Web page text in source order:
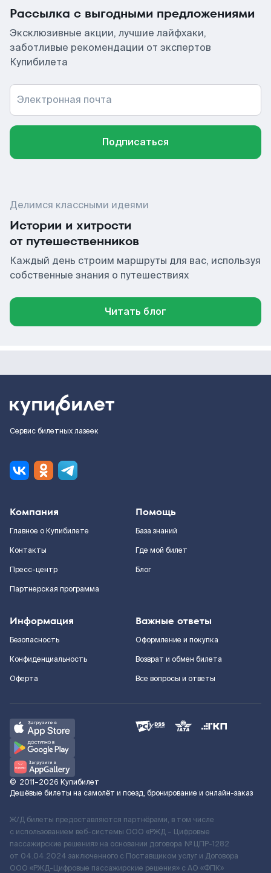
Рассылка с выгодными предложениями
Эксклюзивные акции, лучшие лайфхаки,
заботливые рекомендации от экспертов
Купибилета
Электронная почта
Подписаться
Делимся классными идеями
Истории и хитрости
от путешественников
Каждый день строим маршруты для вас, используя
собственные знания о путешествиях
Читать блог
Сервис билетных лазеек
Компания
Главное о Купибилете
Контакты
Пресс-центр
Партнерская программа
Помощь
База знаний
Где мой билет
Блог
Информация
Безопасность
Конфиденциальность
Оферта
Важные ответы
Оформление и покупка
Возврат и обмен билета
Все вопросы и ответы
© 2011–2026 Купибилет
Дешёвые билеты на самолёт и поезд, бронирование и онлайн-заказ
Ж/Д билеты предоставляются партнёрами, в том числе
с использованием веб-системы ООО «РЖД – Цифровые
пассажирские решения» на основании договора № ЦПР-1282
от 04.04.2024 заключенного с Поставщиком услуг и Договора
ООО «РЖД-Цифровые пассажирские решения» c АО «ФПК»